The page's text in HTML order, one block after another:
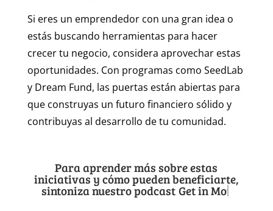
Si eres un emprendedor con una gran idea o
estás buscando herramientas para hacer
crecer tu negocio, considera aprovechar estas
oportunidades. Con programas como SeedLab
y Dream Fund, las puertas están abiertas para
que construyas un futuro financiero sólido y
contribuyas al desarrollo de tu comunidad.
Para aprender más sobre estas
iniciativas y cómo pueden beneficiarte,
sintoniza nuestro podcast
Get in Motion Entrepreneurs